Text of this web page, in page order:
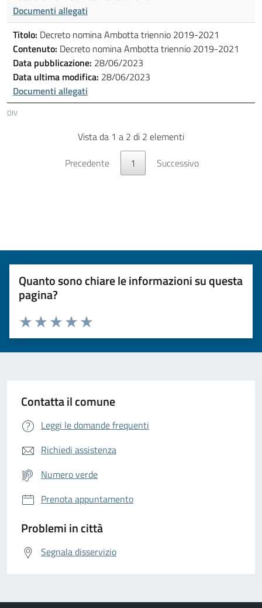
OIV
Documenti allegati
Titolo: Decreto nomina Ambotta triennio 2019-2021
Contenuto: Decreto nomina Ambotta triennio 2019-2021
Data pubblicazione: 28/06/2023
Data ultima modifica: 28/06/2023
Documenti allegati
Vista da 1 a 2 di 2 elementi
Precedente
1 Successivo
Quanto sono chiare le informazioni su questa
pagina?
Valuta da 1 a 5 stelle la pagina
Valuta 5 stelle su 5
Valuta 4 stelle su 5
Valuta 3 stelle su 5
Valuta 2 stelle su 5
Valuta 1 stelle su 5
Contatta il comune
Leggi le domande frequenti
Richiedi assistenza
Numero verde
Prenota appuntamento
Problemi in città
Segnala disservizio